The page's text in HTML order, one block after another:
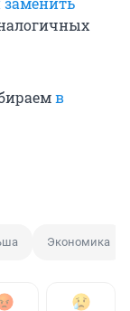
в
Экономика